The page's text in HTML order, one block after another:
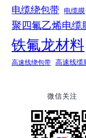
电缆绕包带 电缆膜
聚四氟乙烯电缆
铁氟龙材料
高速线绕包带 高速线缆
微信关注